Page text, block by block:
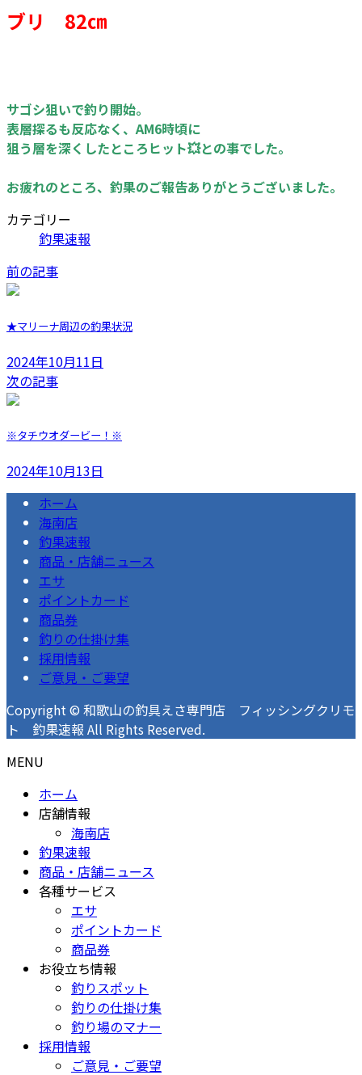
ブリ 82㎝
サゴシ狙いで釣り開始。
表層探るも反応なく、AM6時頃に
狙う層を深くしたところヒット💥との事でした。
お疲れのところ、釣果のご報告ありがとうございました。
カテゴリー
釣果速報
前の記事
★マリーナ周辺の釣果状況
2024年10月11日
次の記事
※タチウオダービー！※
2024年10月13日
ホーム
海南店
釣果速報
商品・店舗ニュース
エサ
ポイントカード
商品券
釣りの仕掛け集
採用情報
ご意見・ご要望
Copyright © 和歌山の釣具えさ専門店 フィッシングクリモ
ト 釣果速報 All Rights Reserved.
MENU
ホーム
店舗情報
海南店
釣果速報
商品・店舗ニュース
各種サービス
エサ
ポイントカード
商品券
お役立ち情報
釣りスポット
釣りの仕掛け集
釣り場のマナー
採用情報
ご意見・ご要望